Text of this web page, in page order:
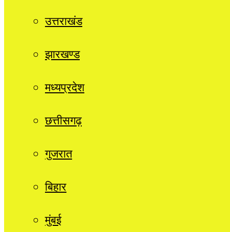
उत्तराखंड
झारखण्ड
मध्यप्रदेश
छत्तीसगढ़
गुजरात
बिहार
मुंबई